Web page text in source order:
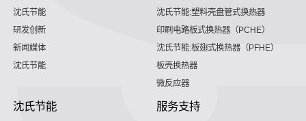
沈氏节能
研发创新
新闻媒体
沈氏节能
沈氏节能:塑料壳盘管式换热器
印刷电路板式换热器（PCHE）
沈氏节能:板翅式换热器（PFHE）
板壳换热器
微反应器
沈氏节能 服务支持